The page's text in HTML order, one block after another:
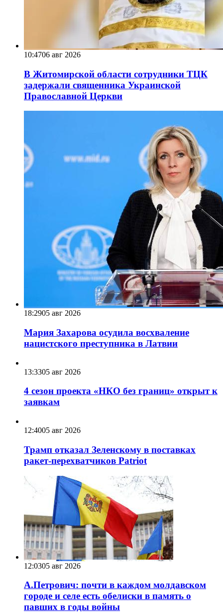
10:4706 авг 2026
В Житомирской области сотрудники ТЦК
задержали священника Украинской
Православной Церкви
18:2905 авг 2026
Мария Захарова осудила восхваление
нацистского преступника в Латвии
13:3305 авг 2026
4 сезон проекта «НКО без границ» открыт к
заявкам
12:4005 авг 2026
Трамп отказал Зеленскому в поставках
ракет-перехватчиков Patriot
12:0305 авг 2026
А.Петрович: почти в каждом молдавском
городе и селе есть обелиски в память о
павших в годы войны